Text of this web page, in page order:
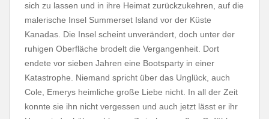
sich zu lassen und in ihre Heimat zurückzukehren, auf die
malerische Insel Summerset Island vor der Küste
Kanadas. Die Insel scheint unverändert, doch unter der
ruhigen Oberfläche brodelt die Vergangenheit. Dort
endete vor sieben Jahren eine Bootsparty in einer
Katastrophe. Niemand spricht über das Unglück, auch
Cole, Emerys heimliche große Liebe nicht. In all der Zeit
konnte sie ihn nicht vergessen und auch jetzt lässt er ihr